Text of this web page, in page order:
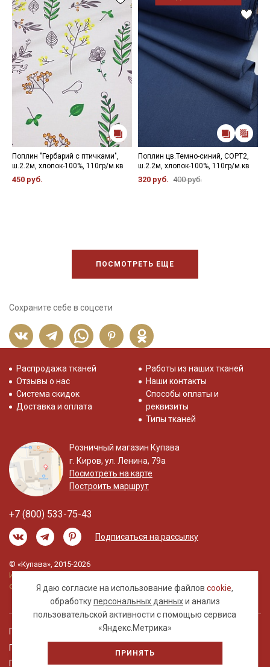
Поплин "Гербарий с птичками",
ш.2.2м, хлопок-100%, 110гр/м.кв
450 руб.
Поплин цв.Темно-синий, СОРТ2,
ш.2.2м, хлопок-100%, 110гр/м.кв
320 руб. 400 руб.
ПОСМОТРЕТЬ ЕЩЕ
Сохраните себе в соцсети
Я даю согласие на использование файловcookie,
обработкуперсональных данныхи анализ
пользовательской активности с помощью сервиса
«Яндекс.Метрика»
ПРИНЯТЬ
Распродажа тканей
Отзывы о нас
Система скидок
Доставка и оплата
Работы из наших тканей
Наши контакты
Способы оплаты и
реквизиты
Типы тканей
Розничный магазин Купава
г. Киров, ул. Ленина, 79а
Посмотреть на карте
Построить маршрут
+7 (800) 533-75-43
Подписаться на рассылку
© «Купава», 2015-2026
Информация на сайте не является публичной
офертой.
Правовая информация
Политика обработки персональных данных
Пользовательское соглашение